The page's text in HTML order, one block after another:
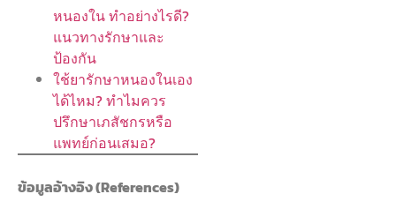
หนองใน ทำอย่างไรดี?
แนวทางรักษาและ
ป้องกัน
ใช้ยารักษาหนองในเอง
ได้ไหม? ทำไมควร
ปรึกษาเภสัชกรหรือ
แพทย์ก่อนเสมอ?
ข้อมูลอ้างอิง (References)